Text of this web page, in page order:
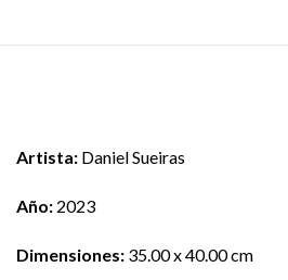
Artista: Daniel Sueiras
Año: 2023
Dimensiones: 35.00 x 40.00 cm